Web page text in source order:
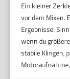
Ein kleiner
vor dem Mixen.
Ergebnisse.
wenn du
stabile Klingen,